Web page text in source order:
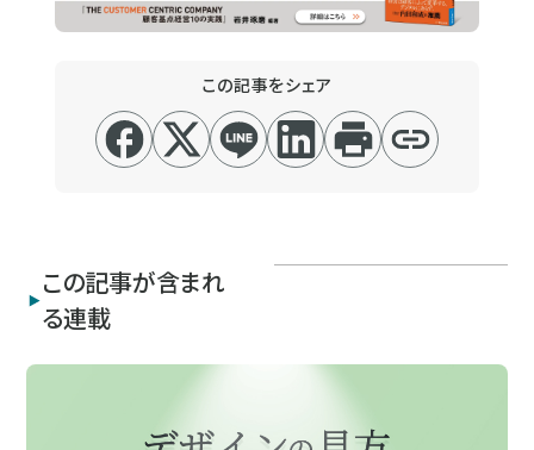
この記事をシェア
この記事が含まれ
る連載